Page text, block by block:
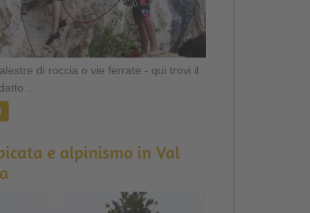
di roccia o vie ferrate - qui trovi il
...
e alpinismo in Val